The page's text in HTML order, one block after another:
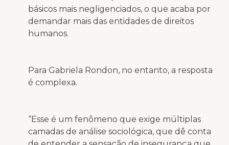
básicos mais negligenciados, o que acaba por
demandar mais das entidades de direitos
humanos.
Para Gabriela Rondon, no entanto, a resposta
é complexa.
“Esse é um fenômeno que exige múltiplas
camadas de análise sociológica, que dê conta